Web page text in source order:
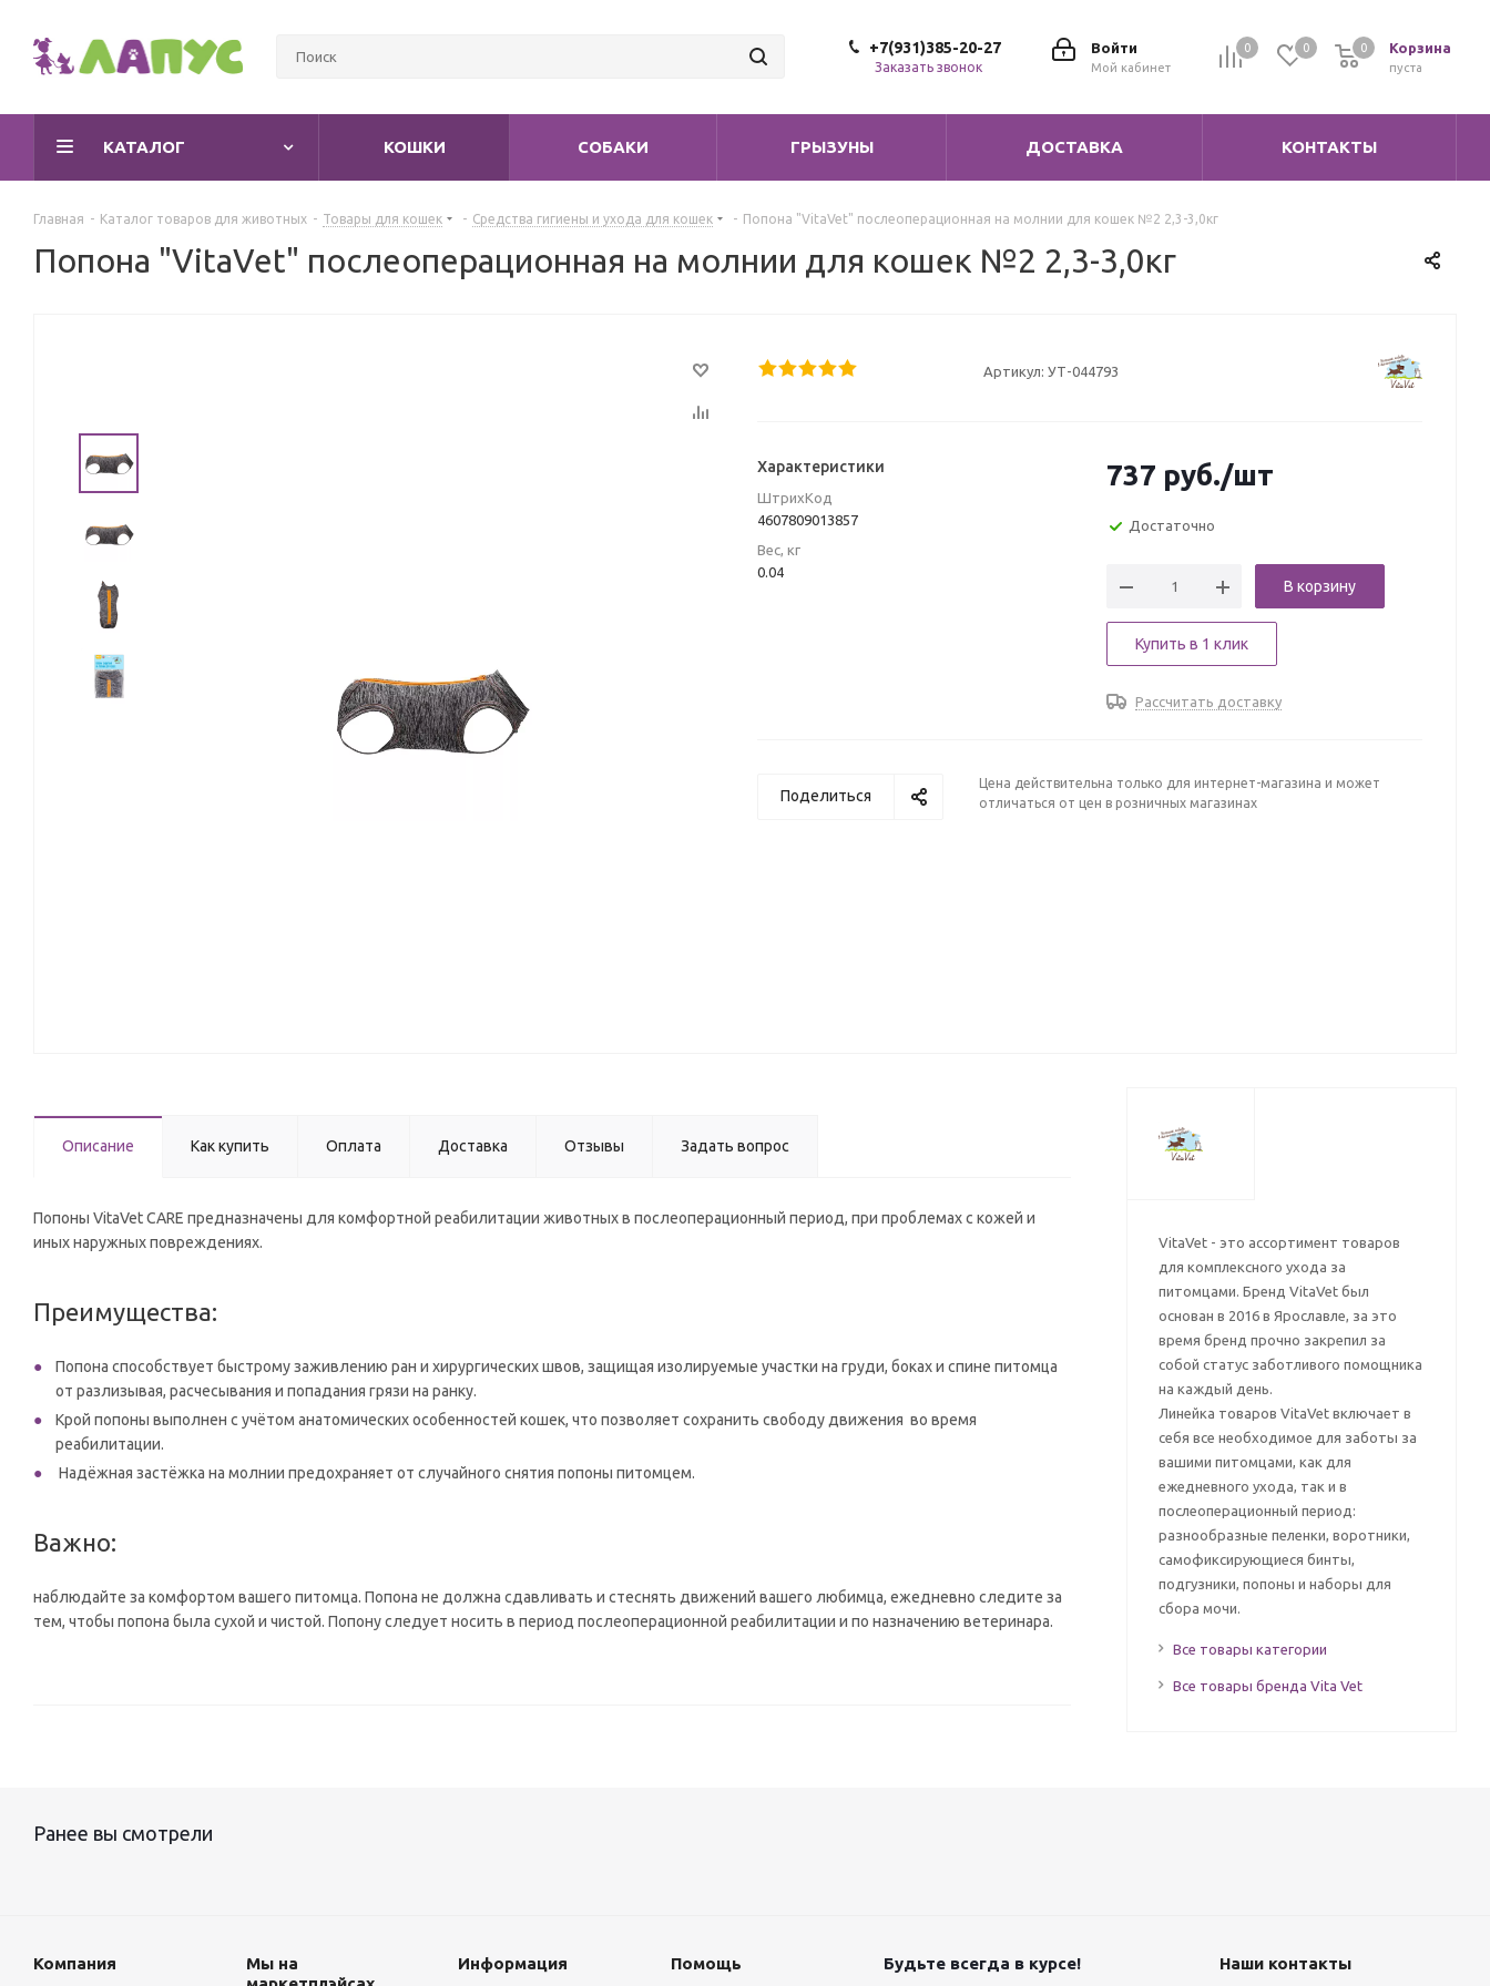
0 0 Корзина
0
пуста
0
Войти
Мой кабинет
+7(931)385-20-27
Заказать звонок
КАТАЛОГ КОШКИ СОБАКИ ГРЫЗУНЫ ДОСТАВКА КОНТАКТЫ
Главная - Каталог товаров для животных - Товары для кошек - Средства гигиены и ухода для кошек - Попона "VitaVet" послеоперационная на молнии для кошек №2 2,3-3,0кг
Попона "VitaVet" послеоперационная на молнии для кошек №2 2,3-3,0кг
Артикул: УТ-044793
Характеристики
ШтрихКод
4607809013857
Вес, кг
0.04
737 руб./шт
Достаточно
В корзину
Купить в 1 клик
Рассчитать доставку
Поделиться
Цена действительна только для интернет-магазина и может
отличаться от цен в розничных магазинах
Описание Как купить Оплата Доставка Отзывы Задать вопрос
Попоны VitaVet CARE предназначены для комфортной реабилитации животных в послеоперационный период, при проблемах с кожей и
иных наружных повреждениях.
Преимущества:
Попона способствует быстрому заживлению ран и хирургических швов, защищая изолируемые участки на груди, боках и спине питомца
от разлизывая, расчесывания и попадания грязи на ранку.
Крой попоны выполнен с учётом анатомических особенностей кошек, что позволяет сохранить свободу движения во время
реабилитации.
Надёжная застёжка на молнии предохраняет от случайного снятия попоны питомцем.
Важно:
наблюдайте за комфортом вашего питомца. Попона не должна сдавливать и стеснять движений вашего любимца, ежедневно следите за
тем, чтобы попона была сухой и чистой. Попону следует носить в период послеоперационной реабилитации и по назначению ветеринара.
VitaVet - это ассортимент товаров
для комплексного ухода за
питомцами. Бренд VitaVet был
основан в 2016 в Ярославле, за это
время бренд прочно закрепил за
собой статус заботливого помощника
на каждый день.
Линейка товаров VitaVet включает в
себя все необходимое для заботы за
вашими питомцами, как для
ежедневного ухода, так и в
послеоперационный период:
разнообразные пеленки, воротники,
самофиксирующиеся бинты,
подгузники, попоны и наборы для
сбора мочи.
Все товары категории
Все товары бренда Vita Vet
Ранее вы смотрели
Компания
Мы на
Информация Помощь Будьте всегда в курсе! Наши контакты